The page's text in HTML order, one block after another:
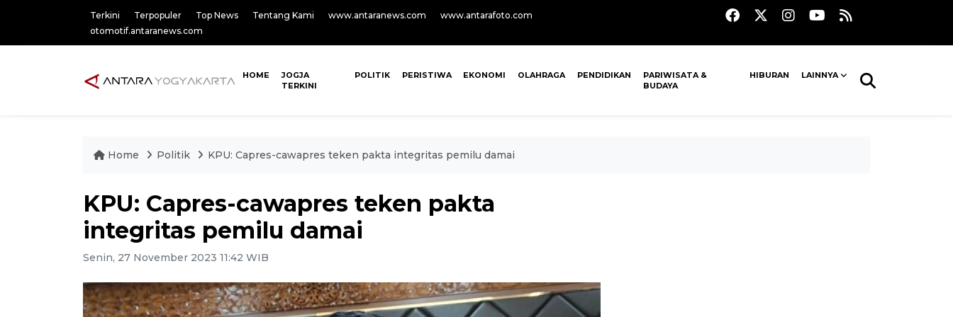
Terkini Terpopuler Top News Tentang Kami www.antaranews.com
www.antarafoto.com
otomotif.antaranews.com
HOME
JOGJA
TERKINI
POLITIK PERISTIWA EKONOMI OLAHRAGA PENDIDIKAN
PARIWISATA &
BUDAYA
HIBURAN LAINNYA
Home Politik KPU: Capres-cawapres teken pakta integritas pemilu damai
KPU: Capres-cawapres teken pakta
integritas pemilu damai
Senin, 27 November 2023 11:42 WIB